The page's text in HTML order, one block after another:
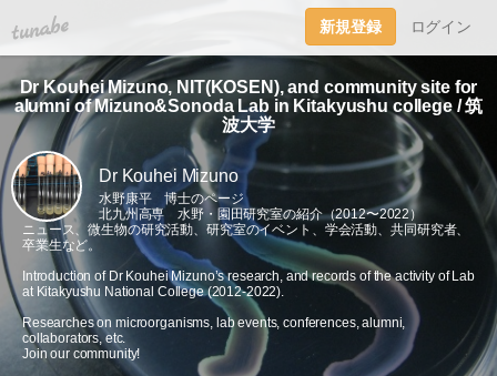
tuna.be 新規登録 ログイン
Dr Kouhei Mizuno, NIT(KOSEN), and community site for
alumni of Mizuno&Sonoda Lab in Kitakyushu college / 筑
波大学
Dr Kouhei Mizuno
水野康平 博士のページ
北九州高専 水野・園田研究室の紹介（2012〜2022）
ニュース、微生物の研究活動、研究室のイベント、学会活動、共同研究者、
卒業生など。
Introduction of Dr Kouhei Mizuno’s research, and records of the activity of Lab
at Kitakyushu National College (2012-2022).
Researches on microorganisms, lab events, conferences, alumni,
collaborators, etc.
Join our community!